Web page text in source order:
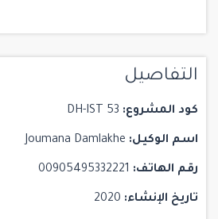
التفاصيل
كود المشروع:
اسم الوكيل:
رقم الهاتف:
تاريخ الإنشاء: